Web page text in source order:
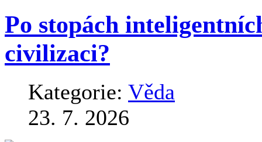
Po stopách
civilizaci?
Kategorie: Věda
23. 7. 2026